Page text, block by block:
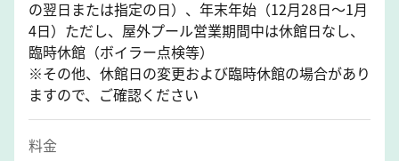
の翌日または指定の日）、年末年始（12月28日〜1月
4日）ただし、屋外プール営業期間中は休館日なし、
臨時休館（ボイラー点検等）
※その他、休館日の変更および臨時休館の場合があり
ますので、ご確認ください
料金